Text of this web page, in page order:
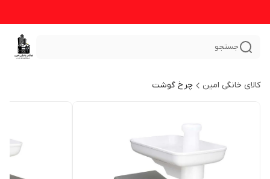
جستجو
کالای خانگی امین چرخ گوشت